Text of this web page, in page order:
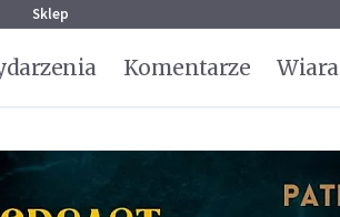
Sklep
Komentarze Wiara